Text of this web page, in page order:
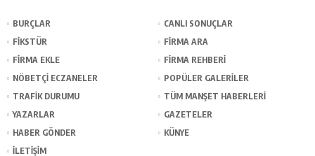
BURÇLAR
CANLI SONUÇLAR
FİKSTÜR
FİRMA ARA
FİRMA EKLE
FİRMA REHBERİ
NÖBETÇİ ECZANELER
POPÜLER GALERİLER
TRAFİK DURUMU
TÜM MANŞET HABERLERİ
YAZARLAR
GAZETELER
HABER GÖNDER
KÜNYE
İLETİŞİM